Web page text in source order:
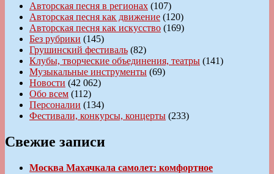
Авторская песня в регионах (107)
Авторская песня как движение (120)
Авторская песня как искусство (169)
Без рубрики (145)
Грушинский фестиваль (82)
Клубы, творческие объединения, театры (141)
Музыкальные инструменты (69)
Новости (42 062)
Обо всем (112)
Персоналии (134)
Фестивали, конкурсы, концерты (233)
Свежие записи
Москва Махачкала самолет: комфортное